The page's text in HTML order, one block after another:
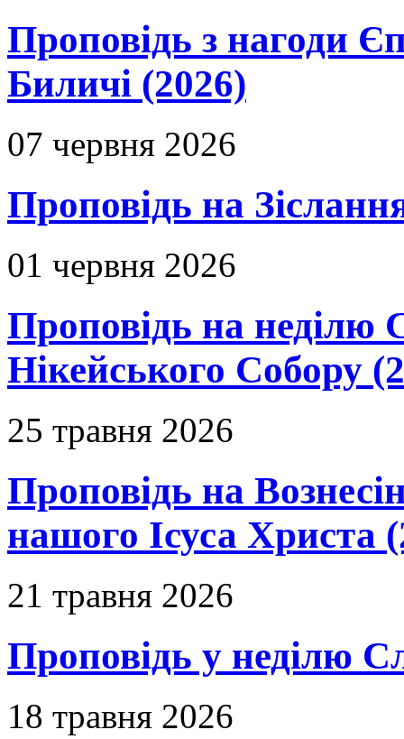
Проповідь з нагоди
Биличі (2026)
07 червня 2026
Проповідь на
01 червня 2026
Проповідь на неділю
Нікейського Собору
25 травня 2026
Проповідь на
нашого Ісуса Христа
21 травня 2026
Проповідь у неділю
18 травня 2026